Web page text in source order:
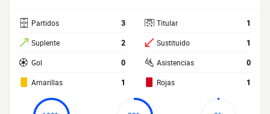
Partidos 3
Suplente 2
Gol 0
Amarillas 1
Titular 1
Sustituido 1
Asistencias 0
Rojas 1